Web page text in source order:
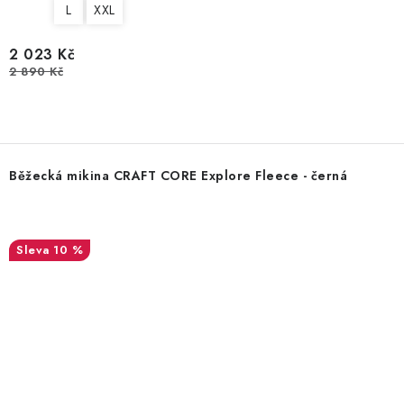
L XXL
2 023 Kč
2 890 Kč
Běžecká mikina CRAFT CORE Explore Fleece - černá
10 %